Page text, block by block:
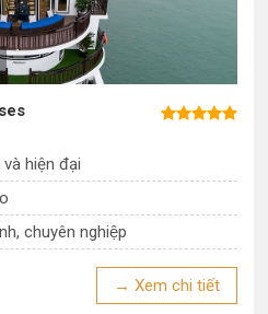
hiện đại
chuyên nghiệp
→ Xem chi tiết